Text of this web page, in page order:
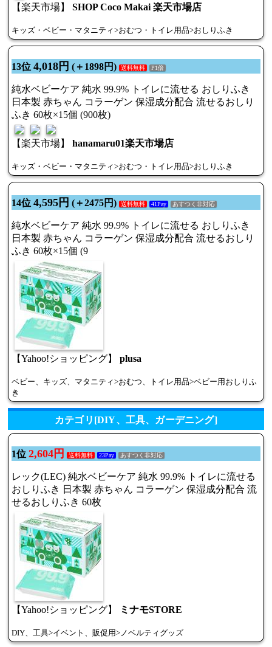
【楽天市場】 SHOP Coco Makai 楽天市場店
キッズ・ベビー・マタニティ>おむつ・トイレ用品>おしりふき
13位 4,018円 (＋1898円) 送料無料 P1倍
純水ベビーケア 純水 99.9% トイレに流せる おしりふき
日本製 赤ちゃん コラーゲン 保湿成分配合 流せるおしり
ふき 60枚×15個 (900枚)
【楽天市場】 hanamaru01楽天市場店
キッズ・ベビー・マタニティ>おむつ・トイレ用品>おしりふき
14位 4,595円 (＋2475円) 送料無料 41Pay あすつく非対応
純水ベビーケア 純水 99.9% トイレに流せる おしりふき
日本製 赤ちゃん コラーゲン 保湿成分配合 流せるおしり
ふき 60枚×15個 (9
【Yahoo!ショッピング】 plusa
ベビー、キッズ、マタニティ>おむつ、トイレ用品>ベビー用おしりふ
き
カテゴリ[DIY、工具、ガーデニング]
1位 2,604円 送料無料 23Pay あすつく非対応
レック(LEC) 純水ベビーケア 純水 99.9% トイレに流せる
おしりふき 日本製 赤ちゃん コラーゲン 保湿成分配合 流
せるおしりふき 60枚
【Yahoo!ショッピング】 ミナモSTORE
DIY、工具>イベント、販促用>ノベルティグッズ